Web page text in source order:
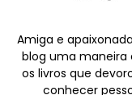
Amiga e
blog uma maneira
os livros que
conhecer